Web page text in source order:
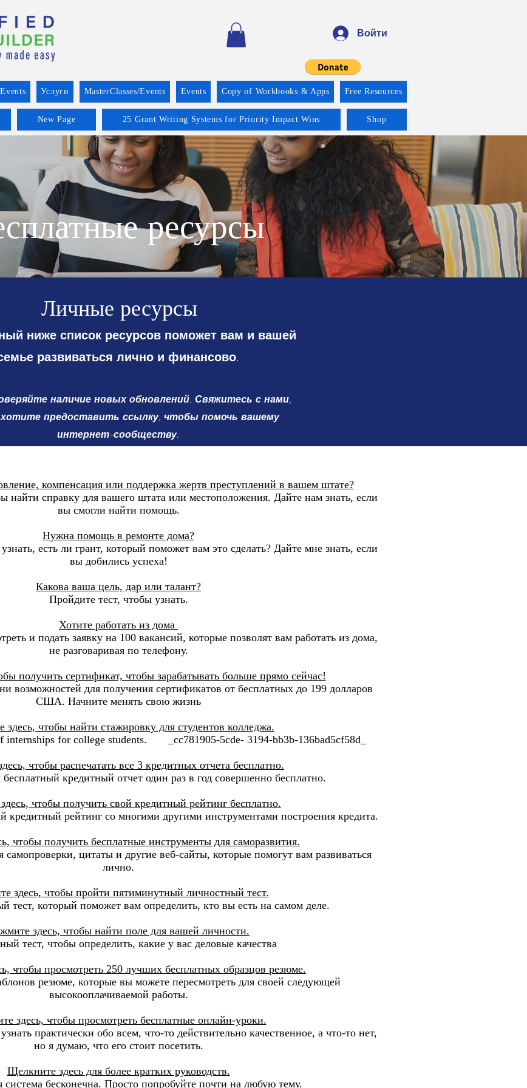
Войти
Услуги MasterClasses/Events Events Copy of Workbooks & Apps Free Resources
New Page 25 Grant Writing Systems for Priority Impact Wins Shop
ресурсы
Личные ресурсы
ниже список ресурсов поможет вам и вашей
развиваться лично и финансово.
наличие новых обновлений. Свяжитесь с нами,
предоставить ссылку, чтобы помочь вашему
интернет-сообществу.
компенсация или поддержка жертв преступлений в вашем штате?
справку для вашего штата или местоположения. Дайте нам знать, если
вы смогли найти помощь.
Нужна помощь в ремонте дома?
есть ли грант, который поможет вам это сделать? Дайте мне знать, если
вы добились успеха!
Какова ваша цель, дар или талант?
Пройдите тест, чтобы узнать.
Хотите работать из дома
и подать заявку на 100 вакансий, которые позволят вам работать из дома,
не разговаривая по телефону.
получить сертификат, чтобы зарабатывать больше прямо сейчас!
возможностей для получения сертификатов от бесплатных до 199 долларов
США. Начните менять свою жизнь
здесь, чтобы найти стажировку для студентов колледжа.
internships for college students. _cc781905-5cde- 3194-bb3b-136bad5cf58d_
чтобы распечатать все 3 кредитных отчета бесплатно.
бесплатный кредитный отчет один раз в год совершенно бесплатно.
чтобы получить свой кредитный рейтинг бесплатно.
кредитный рейтинг со многими другими инструментами построения кредита.
чтобы получить бесплатные инструменты для саморазвития.
самопроверки, цитаты и другие веб-сайты, которые помогут вам развиваться
лично.
здесь, чтобы пройти пятиминутный личностный тест.
тест, который поможет вам определить, кто вы есть на самом деле.
здесь, чтобы найти поле для вашей личности.
тест, чтобы определить, какие у вас деловые качества
чтобы просмотреть 250 лучших бесплатных образцов резюме.
резюме, которые вы можете пересмотреть для своей следующей
высокооплачиваемой работы.
здесь, чтобы просмотреть бесплатные онлайн-уроки.
практически обо всем, что-то действительно качественное, а что-то нет,
но я думаю, что его стоит посетить.
Щелкните здесь для более кратких руководств.
система бесконечна. Просто попробуйте почти на любую тему.